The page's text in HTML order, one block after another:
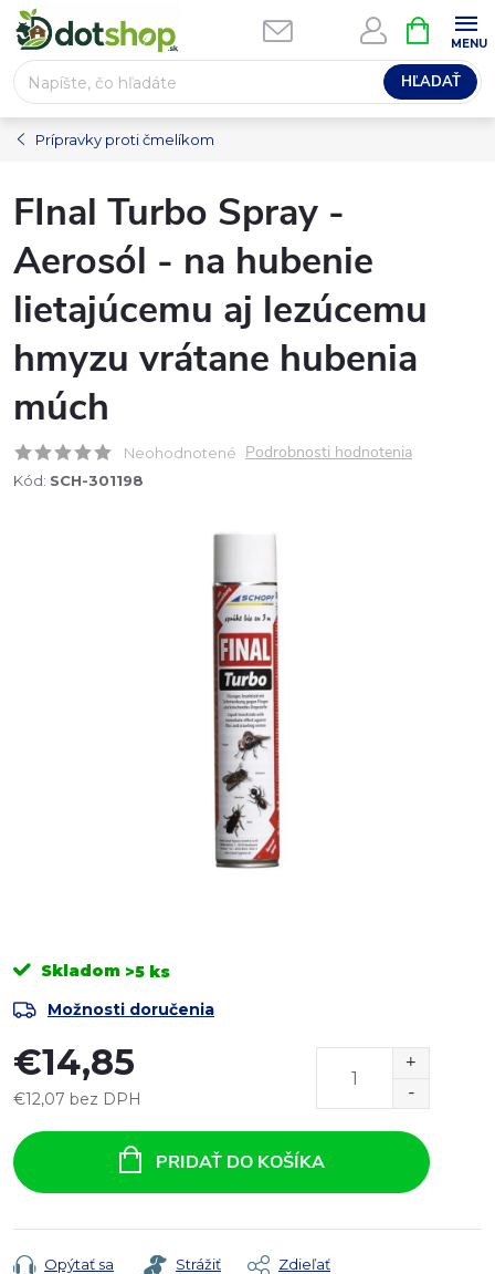
Prejsť
na
obsah
HĽADAŤ
KOŠÍK
Prípravky proti čmelíkom
FInal Turbo Spray -
Aerosól - na hubenie
lietajúcemu aj lezúcemu
hmyzu vrátane hubenia
múch
Neohodnotené Podrobnosti hodnotenia
Kód: SCH-301198
Skladom >5 ks
Možnosti doručenia
€14,85
€12,07 bez DPH
cena:
PRIDAŤ DO KOŠÍKA
Opýtať sa Strážiť Zdieľať